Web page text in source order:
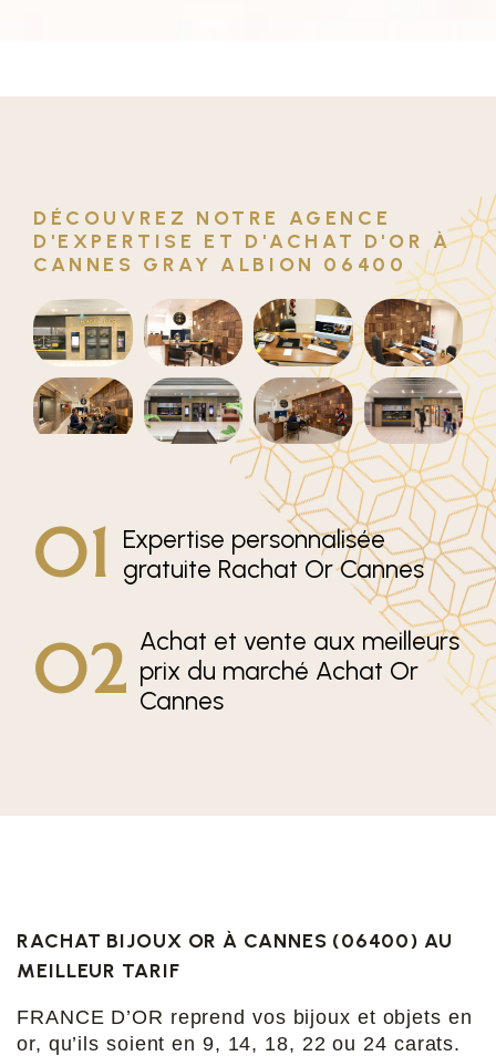
DÉCOUVREZ NOTRE AGENCE
D'EXPERTISE ET D'ACHAT D'OR À
CANNES GRAY ALBION 06400
01 Expertise personnalisée
gratuite Rachat Or Cannes
02 Achat et vente aux meilleurs
prix du marché Achat Or
Cannes
RACHAT BIJOUX OR À CANNES (06400) AU
MEILLEUR TARIF
FRANCE D’OR reprend vos bijoux et objets en
or, qu’ils soient en 9, 14, 18, 22 ou 24 carats.